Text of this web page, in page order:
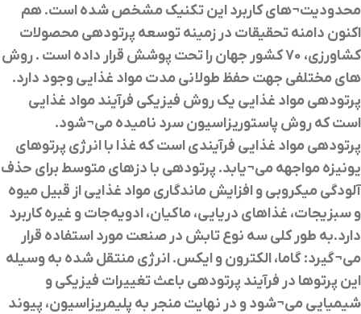
محدودیت¬های کاربرد این تکنیک مشخص شده است. هم
اکنون دامنه تحقیقات در زمینه توسعه پرتودهی محصولات
کشاورزی، 70 کشور جهان را تحت پوشش قرار داده است . روش
های مختلفی جهت حفظ طولانی مدت مواد غذایی وجود دارد.
پرتودهي مواد غذايي يك روش فيزيكي فرآيند مواد غذايي
است که روش پاستوريزاسيون سرد ناميده مي¬شود.
پرتودهي مواد غذايي فرآيندي است كه غذا با انرژي پرتوهاي
یونیزه مواجهه مي¬يابد. پرتودهي با دزهاي متوسط براي حذف
آلودگي ميكروبي و افزايش ماندگاري مواد غذايي از قبيل ميوه
و سبزيجات، غذاهاي دريايي، ماكيان، ادویه‌جات و غيره كاربرد
دارد.به طور کلي سه نوع تابش در صنعت مورد استفاده قرار
مي¬گيرد: گاما، الکترون و ايکس. انرژي منتقل شده به وسيله
اين پرتوها در فرآيند پرتودهي باعث تغييرات فيزيکي و
شيميايي مي¬شود و در نهايت منجر به پليمريزاسيون، پيوند